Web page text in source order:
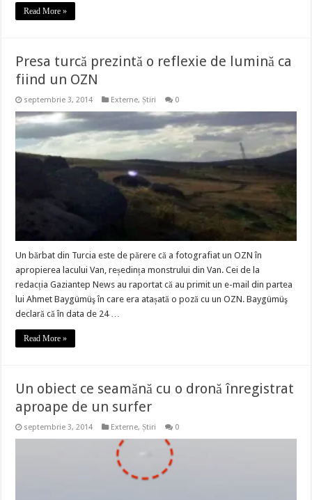
Read More »
Presa turcă prezintă o reflexie de lumină ca
fiind un OZN
septembrie 3, 2014 Externe,Știri 0
Un bărbat din Turcia este de părere că a fotografiat un OZN în
apropierea lacului Van, reședința monstrului din Van. Cei de la
redacția Gaziantep News au raportat că au primit un e-mail din partea
lui Ahmet Baygümüş în care era atașată o poză cu un OZN. Baygümüş
declară că în data de 24 …
Read More »
Un obiect ce seamănă cu o dronă înregistrat
aproape de un surfer
septembrie 3, 2014 Externe,Știri 0